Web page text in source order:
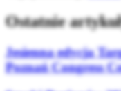
Ostatnie
Jesienna edycja
Poznań Congress